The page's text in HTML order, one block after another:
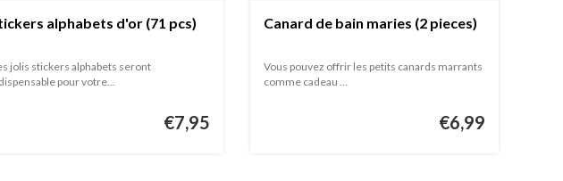
alphabets d'or (71 pcs)
jolis stickers alphabets seront
pour votre...
€7,95
Canard de bain maries (2 pieces)
Vous pouvez offrir les petits canards marrants
comme cadeau ...
€6,99